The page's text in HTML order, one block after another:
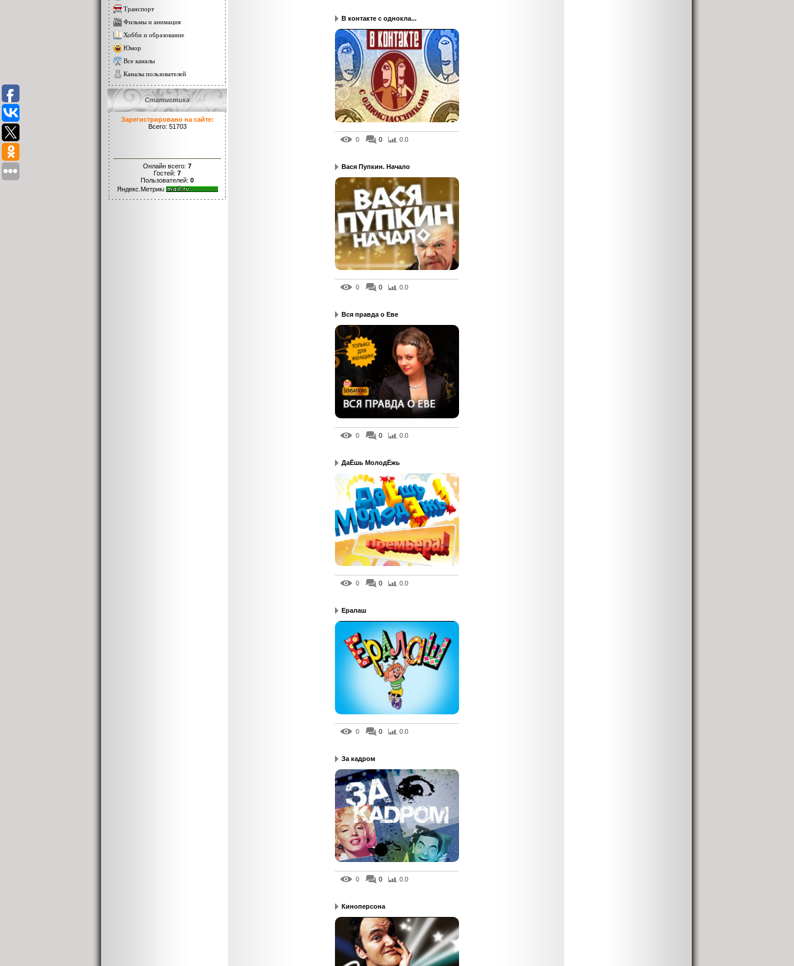
Транспорт
Фильмы и анимация
Хобби и образование
Юмор
Все каналы
Каналы пользователей
Статистика
Зарегистрировано на сайте:
Всего: 51703
Онлайн всего: 7
Гостей: 7
Пользователей: 0
В контакте с однокла...
0 0 0.0
Вася Пупкин. Начало
0 0 0.0
Вся правда о Еве
0 0 0.0
ДаЁшь МолодЁжь
0 0 0.0
Ералаш
0 0 0.0
За кадром
0 0 0.0
Киноперсона